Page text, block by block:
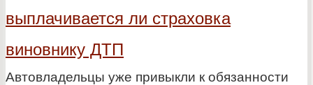
выплачивается ли страховка
виновнику ДТП
Автовладельцы уже привыкли к обязанности